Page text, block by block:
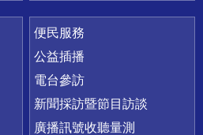
便民服務
公益插播
電台參訪
新聞採訪暨節目訪談
廣播訊號收聽量測